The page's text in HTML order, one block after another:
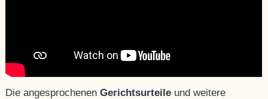
Die angesprochenenGerichtsurteile und weitere